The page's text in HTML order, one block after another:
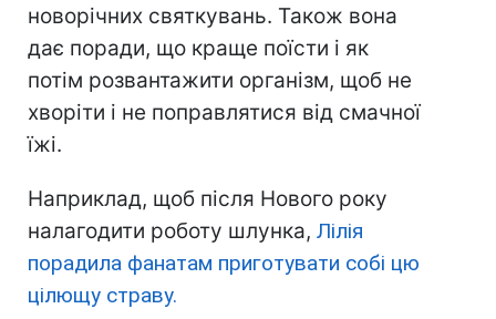
новорічних святкувань. Також вона
дає поради, що краще поїсти і як
потім розвантажити організм, щоб не
хворіти і не поправлятися від смачної
їжі.
Наприклад, щоб після Нового року
налагодити роботу шлунка, Лілія
порадила фанатам приготувати собі цю
цілющу страву.